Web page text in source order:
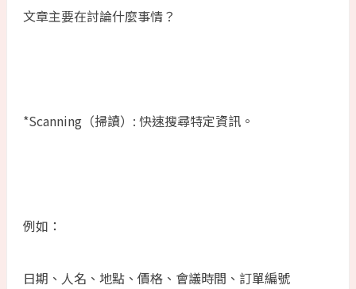
文章主要在討論什麼事情？
*Scanning（掃讀）: 快速搜尋特定資訊。
例如：
日期、人名、地點、價格、會議時間、訂單編號